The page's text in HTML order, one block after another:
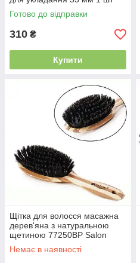
(алюміній-нейлон-кераміка)
25
Готово до відправки
310 ₴
Купити
Щітка для волосся масажна
дерев'яна з натуральною
щетиною 77250BP Salon
Professional
Немає в наявності